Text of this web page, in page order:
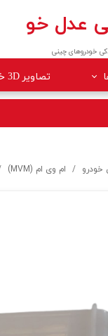
خودروهای چینی
عدل خو
تصاویر 3D خودروها
خودرو ام وی ام (MVM)